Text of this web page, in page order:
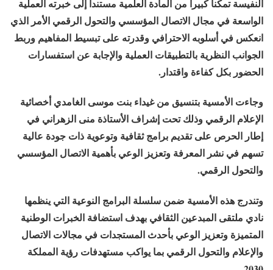
النفيسة تمكناً كبيراً من المادة العلمية مستنداً إلى خبرته العملية
الواسعة في مجال الاتصال المؤسسي والتحول الرقمي الأمر الذي
انعكس في أسلوبه الاحترافي وقدرته على تبسيط المفاهيم وربط
الجوانب النظرية بالتطبيقات العملية والإجابة عن استفسارات
الحضور بكل كفاءة واقتدار.
وجاءت الأمسية بتنسيق من غيداء بنت موسى الغامدي أخصائية
الإعلام الرقمي وذلك تحت إشراف الأستاذة منى الزهراني في
إطار الحرص على تقديم برامج ثقافية وتوعوية ذات جودة عالية
تسهم في نشر المعرفة وتعزيز الوعي بأهمية الاتصال المؤسسي
والتحول الرقمي.
وتندرج هذه الأمسية ضمن سلسلة البرامج النوعية التي ينظمها
نادي ملتقى المبدعين الثقافي بهدف استضافة الخبرات الوطنية
المتميزة وتعزيز الوعي بأحدث المستجدات في مجالات الاتصال
والإعلام والتحول الرقمي بما يواكب مستهدفات رؤية المملكة